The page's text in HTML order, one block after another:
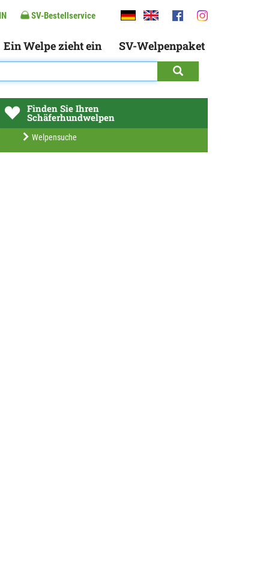
SV-Bestellservice
Ein Welpe zieht ein SV-Welpenpaket
Finden Sie Ihren
Schäferhundwelpen
Welpensuche